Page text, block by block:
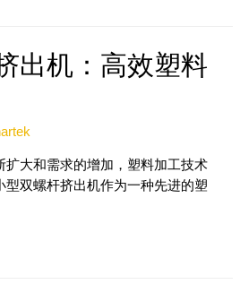
出机：高效塑料
扩大和需求的增加，塑料加工技术
型双螺杆挤出机作为一种先进的塑